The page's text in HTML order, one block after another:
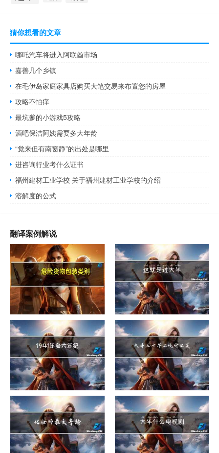
猜你想看的文章
哪吒汽车将进入阿联酋市场
嘉善几个乡镇
在毛伊岛家庭家具店购买大笔交易来布置您的房屋
攻略不怕痒
最坑爹的小游戏5攻略
酒吧保洁阿姨需要多大年龄
“觉来但有南窗静”的出处是哪里
进咨询行业考什么证书
福州建材工业学校 关于福州建材工业学校的介绍
溶解度的公式
翻译案例解说
危险货物包装类别 这就是过大年
1941年多大年纪 大年三十早上吃什么美白